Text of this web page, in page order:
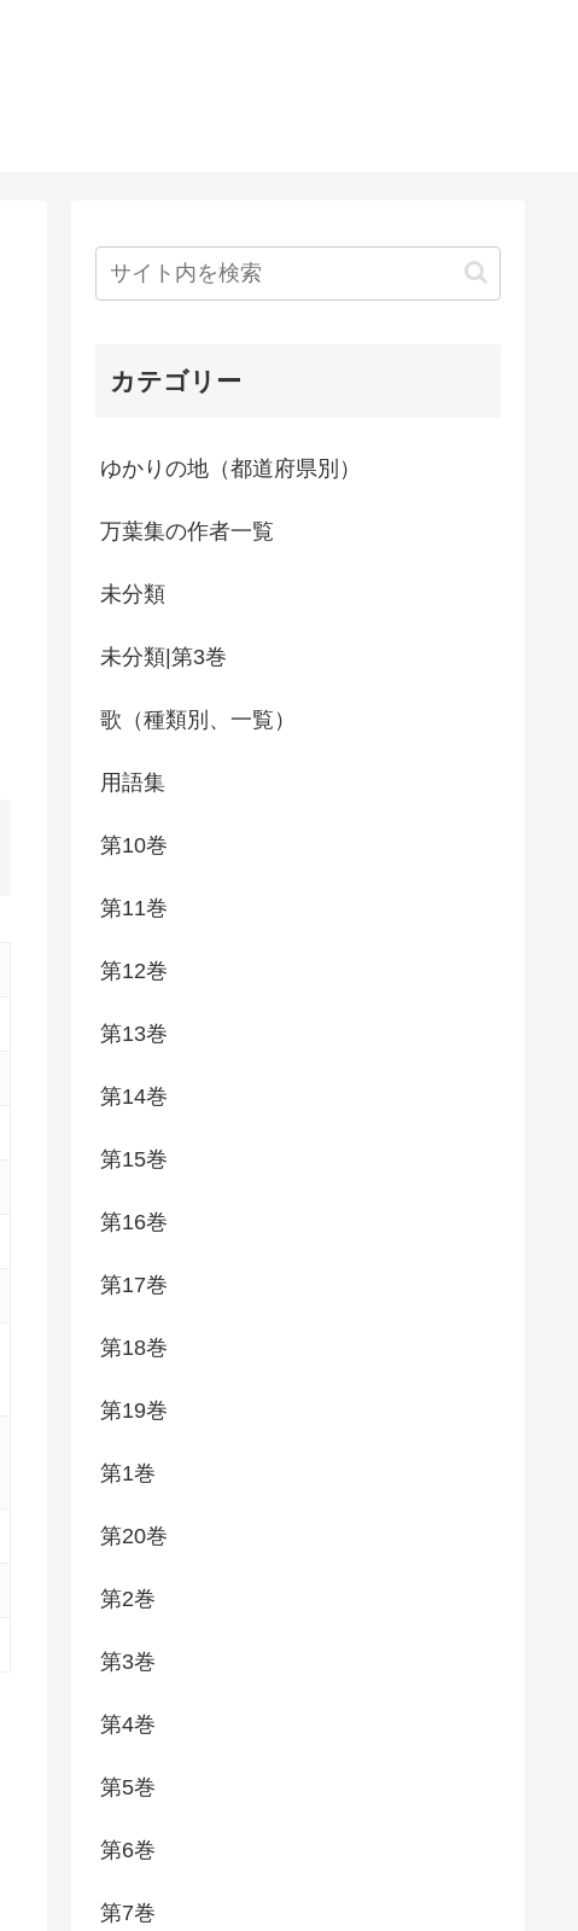
カテゴリー
ゆかりの地（都道府県別）
万葉集の作者一覧
未分類
未分類|第3巻
歌（種類別、一覧）
用語集
第10巻
第11巻
第12巻
第13巻
第14巻
第15巻
第16巻
第17巻
第18巻
第19巻
第1巻
第20巻
第2巻
第3巻
第4巻
第5巻
第6巻
第7巻